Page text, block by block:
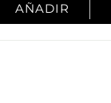
AÑADIR